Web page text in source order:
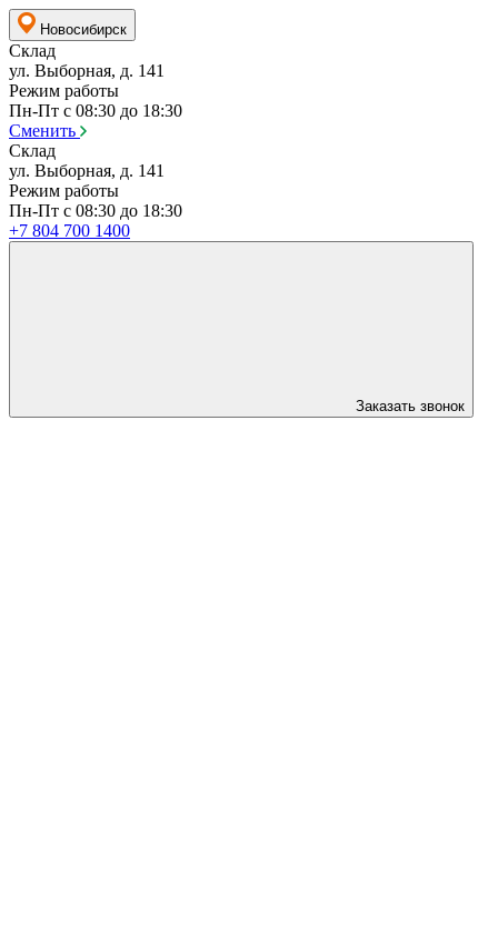
Новосибирск
Склад
ул. Выборная, д. 141
Режим работы
Пн-Пт с 08:30 до 18:30
Сменить
Склад
ул. Выборная, д. 141
Режим работы
Пн-Пт с 08:30 до 18:30
+7 804 700 1400
Заказать звонок